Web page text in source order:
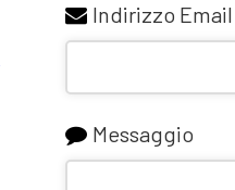
Indirizzo Email
Messaggio